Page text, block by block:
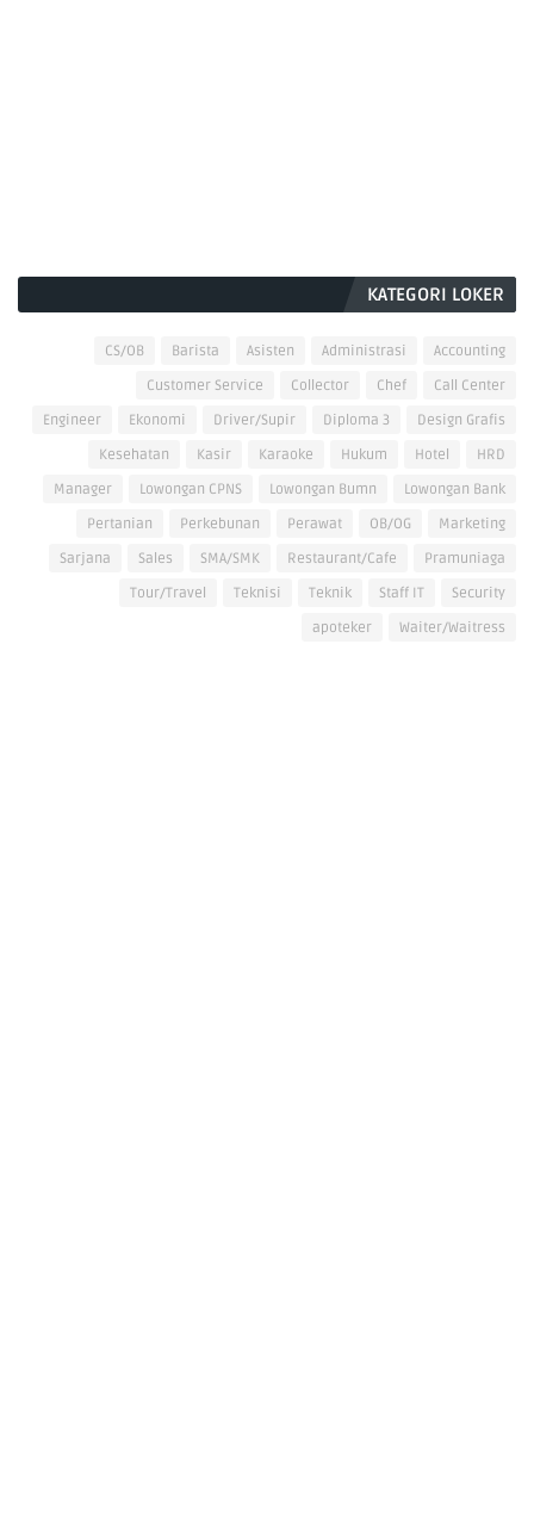
KATEGORI LOKER
Accounting
Administrasi
Asisten
Barista
CS/OB
Call Center
Chef
Collector
Customer Service
Design Grafis
Diploma 3
Driver/Supir
Ekonomi
Engineer
HRD
Hotel
Hukum
Karaoke
Kasir
Kesehatan
Lowongan Bank
Lowongan Bumn
Lowongan CPNS
Manager
Marketing
OB/OG
Perawat
Perkebunan
Pertanian
Pramuniaga
Restaurant/Cafe
SMA/SMK
Sales
Sarjana
Security
Staff IT
Teknik
Teknisi
Tour/Travel
Waiter/Waitress
apoteker